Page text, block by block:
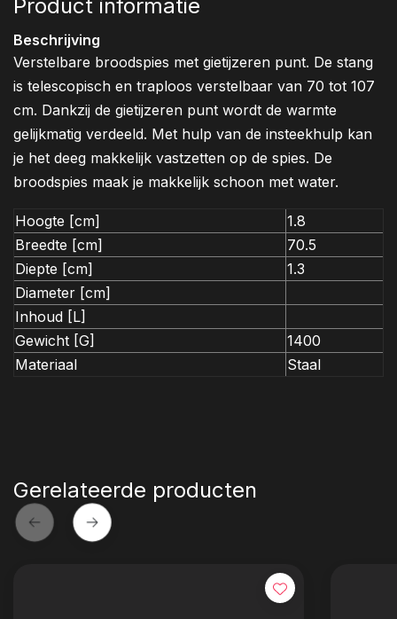
Product informatie
Beschrijving
Verstelbare broodspies met gietijzeren punt. De stang
is telescopisch en traploos verstelbaar van 70 tot 107
cm. Dankzij de gietijzeren punt wordt de warmte
gelijkmatig verdeeld. Met hulp van de insteekhulp kan
je het deeg makkelijk vastzetten op de spies. De
broodspies maak je makkelijk schoon met water.
Hoogte [cm]
1.8
Breedte [cm]
70.5
Diepte [cm]
1.3
Diameter [cm]
Inhoud [L]
Gewicht [G]
1400
Materiaal
Staal
Gerelateerde producten